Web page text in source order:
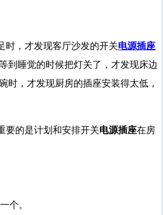
时，才发现客厅沙发的开关电源插座
到睡觉的时候把灯关了，才发现床边
时，才发现厨房的插座安装得太低，
要的是计划和安排开关电源插座在房
个。